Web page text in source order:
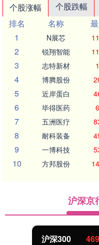
个股涨幅 个股跌幅
排名
名称
1
N展芯
2 锐翔智能
3 志特新材
4 博腾股份
5 近岸蛋白
6 毕得医药
7 五洲医疗
8 耐科装备
9 一博科技
10 方邦股份
沪深京
沪深300